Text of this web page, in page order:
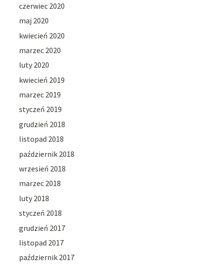
czerwiec 2020
maj 2020
kwiecień 2020
marzec 2020
luty 2020
kwiecień 2019
marzec 2019
styczeń 2019
grudzień 2018
listopad 2018
październik 2018
wrzesień 2018
marzec 2018
luty 2018
styczeń 2018
grudzień 2017
listopad 2017
październik 2017